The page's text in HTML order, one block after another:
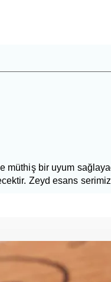
müthiş bir uyum
Zeyd esans